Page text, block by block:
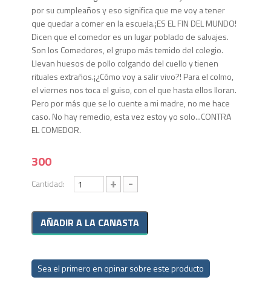
por su cumpleaños y eso significa que me voy a tener
que quedar a comer en la escuela.¡ES EL FIN DEL MUNDO!
Dicen que el comedor es un lugar poblado de salvajes.
Son los Comedores, el grupo más temido del colegio.
Llevan huesos de pollo colgando del cuello y tienen
rituales extraños.¡¿Cómo voy a salir vivo?! Para el colmo,
el viernes nos toca el guiso, con el que hasta ellos lloran.
Pero por más que se lo cuente a mi madre, no me hace
caso. No hay remedio, esta vez estoy yo solo...CONTRA
EL COMEDOR.
300
Cantidad: + -
Sea el primero en opinar sobre este producto